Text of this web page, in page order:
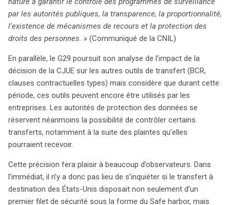
par les autorités publiques, la transparence, la proportionnalité,
l’existence de mécanismes de recours et la protection des
droits des personnes. » (Communiqué de la CNIL)
En parallèle, le G29 poursuit son analyse de l’impact de la
décision de la CJUE sur les autres outils de transfert (BCR,
clauses contractuelles types) mais considère que durant cette
période, ces outils peuvent encore être utilisés par les
entreprises. Les autorités de protection des données se
réservent néanmoins la possibilité de contrôler certains
transferts, notamment à la suite des plaintes qu’elles
pourraient recevoir.
Cette précision fera plaisir à beaucoup d’observateurs. Dans
l’immédiat, il n’y a donc pas lieu de s’inquiéter si le transfert à
destination des États-Unis disposait non seulement d’un
premier filet de sécurité sous la forme du Safe harbor, mais